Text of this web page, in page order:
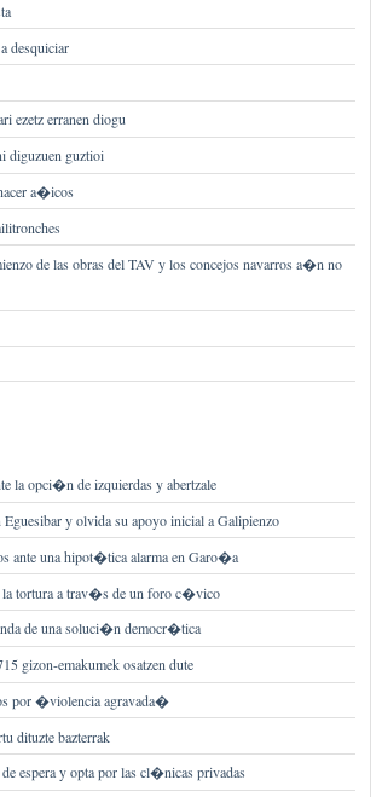
desquiciar
ezetz erranen diogu
diguzuen guztioi
a�icos
de las obras del TAV y los concejos navarros a�n no
la opci�n de izquierdas y abertzale
y olvida su apoyo inicial a Galipienzo
ante una hipot�tica alarma en Garo�a
tortura a trav�s de un foro c�vico
de una soluci�n democr�tica
gizon-emakumek osatzen dute
por �violencia agravada�
dituzte bazterrak
espera y opta por las cl�nicas privadas